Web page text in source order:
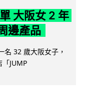
大阪女 2 年
邊產品
名 32 歲大阪女子，
JUMP